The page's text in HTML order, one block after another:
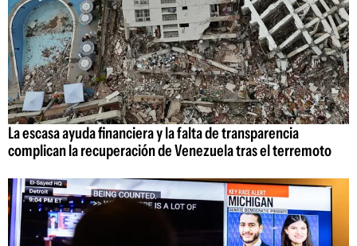
La escasa ayuda financiera y la falta de transparencia
complican la recuperación de Venezuela tras el terremoto